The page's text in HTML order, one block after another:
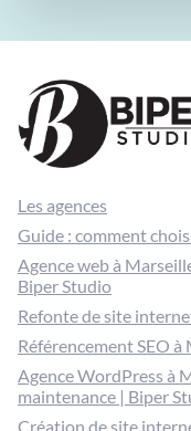
Les agences
Guide : comment
Agence web à
Biper Studio
Refonte de site
Référencement SEO
Agence WordPress à
maintenance | Biper
Création de site